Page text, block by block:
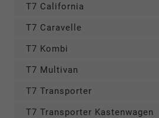
T7 California
T7 Caravelle
T7 Kombi
T7 Multivan
T7 Transporter
T7 Transporter Kastenwagen